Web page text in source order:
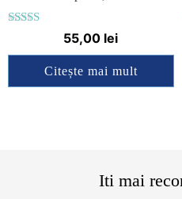
din 5
55,00 lei
Citește mai mult
Iti mai